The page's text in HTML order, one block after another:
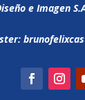
e Imagen